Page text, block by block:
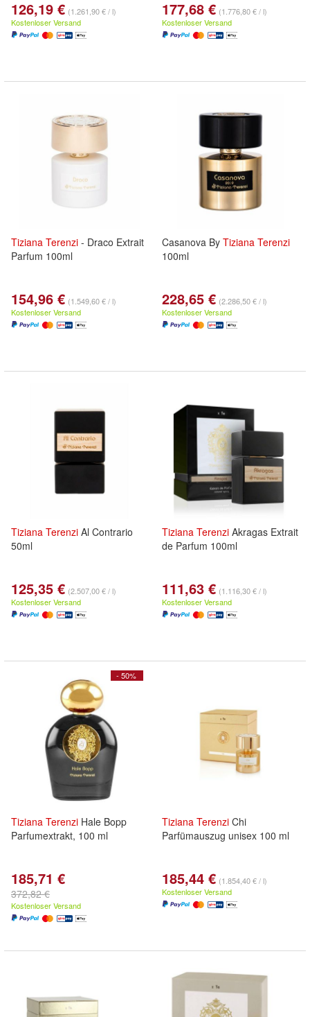
126,19 € (1.261,90 € / l)
Kostenloser Versand
177,68 € (1.776,80 € / l)
Kostenloser Versand
Tiziana Terenzi - Draco Extrait
Parfum 100ml
154,96 € (1.549,60 € / l)
Kostenloser Versand
Casanova By Tiziana Terenzi
100ml
228,65 € (2.286,50 € / l)
Kostenloser Versand
Tiziana Terenzi Al Contrario
50ml
125,35 € (2.507,00 € / l)
Kostenloser Versand
Tiziana Terenzi Akragas Extrait
de Parfum 100ml
111,63 € (1.116,30 € / l)
Kostenloser Versand
- 50%
Tiziana Terenzi Hale Bopp
Parfumextrakt, 100 ml
185,71 €
372,82 €
Kostenloser Versand
Tiziana Terenzi Chi
Parfümauszug unisex 100 ml
185,44 € (1.854,40 € / l)
Kostenloser Versand